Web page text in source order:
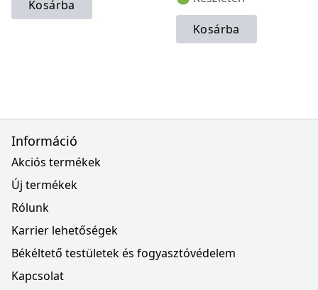
Kosárba
Kosárba
Információ
Akciós termékek
Új termékek
Rólunk
Karrier lehetőségek
Békéltető testületek és fogyasztóvédelem
Kapcsolat